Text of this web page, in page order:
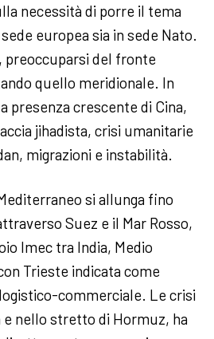
necessità di porre il tema
europea sia in sede Nato.
preoccuparsi del fronte
quello meridionale. In
presenza crescente di Cina,
jihadista, crisi umanitarie
migrazioni e instabilità.
si allunga fino
Suez e il Mar Rosso,
Imec tra India, Medio
Trieste indicata come
commerciale. Le crisi
e nello stretto di Hormuz, ha